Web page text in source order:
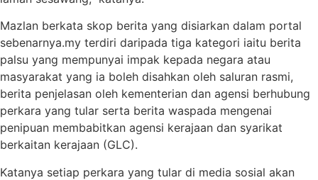
Mazlan berkata skop berita yang disiarkan dalam portal
sebenarnya.my terdiri daripada tiga kategori iaitu berita
palsu yang mempunyai impak kepada negara atau
masyarakat yang ia boleh disahkan oleh saluran rasmi,
berita penjelasan oleh kementerian dan agensi berhubung
perkara yang tular serta berita waspada mengenai
penipuan membabitkan agensi kerajaan dan syarikat
berkaitan kerajaan (GLC).
Katanya setiap perkara yang tular di media sosial akan